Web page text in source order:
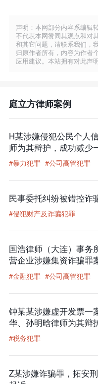
声明：本网部分内容系编辑
不代表本网赞同其观点和对
和其它问题，请联系我们，
归原作者所有，内容为作者
应用建议。本站拥有对此声
庭立方律师案例
H某涉嫌侵犯公民个人
师为其辩护，成功减少
#暴力犯罪 #公司高管犯罪
民事委托纠纷被错控诈
#侵犯财产及诈骗犯罪
国浩律师（大连）事务
营企业涉嫌集资诈骗罪
#金融犯罪 #公司高管犯罪
钟某某涉嫌虚开发票一
华、孙明晗律师为其辩
#税务犯罪
Z某涉嫌诈骗罪，拓安